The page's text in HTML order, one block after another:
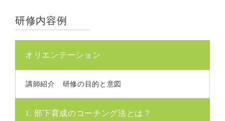
研修内容例
オリエンテーション
講師紹介 研修の目的と意図
1. 部下育成のコーチング法とは？